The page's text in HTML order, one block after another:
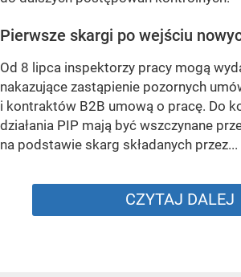
Pierwsze skargi po wejściu
Od 8 lipca inspektorzy pracy mogą
nakazujące zastąpienie pozornych
i kontraktów B2B umową o pracę. Do
działania PIP mają być wszczynane
na podstawie skarg składanych przez...
CZYTAJ DALEJ